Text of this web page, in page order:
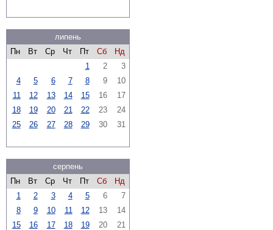
липень
Пн
Вт Ср Чт Пт Сб
Нд
1
2
3
4
5 6 7 8 9
10
11
12 13 14 15 16
17
18
19 20 21 22 23
24
25
26 27 28 29 30 31
серпень
Пн
Вт Ср Чт Пт Сб
Нд
1
2 3 4 5 6
7
8
9 10 11 12 13
14
15
16 17 18 19 20
21